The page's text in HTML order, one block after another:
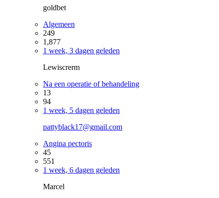
goldbet
Algemeen
249
1,877
1 week, 3 dagen geleden
Lewiscrerm
Na een operatie of behandeling
13
94
1 week, 5 dagen geleden
pattyblack17@gmail.com
Angina pectoris
45
551
1 week, 6 dagen geleden
Marcel